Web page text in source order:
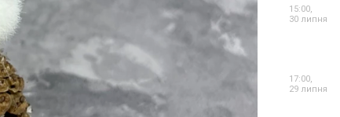
15:00,
30 липня
17:00,
29 липня